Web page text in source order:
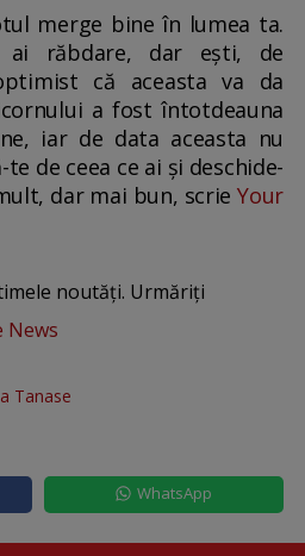
merge bine în lumea ta.
răbdare, dar ești, de
că aceasta va da
a fost întotdeauna
iar de data aceasta nu
de ceea ce ai și deschide-
dar mai bun, scrieYour
noutăți. Urmăriți
News
Tanase
WhatsApp